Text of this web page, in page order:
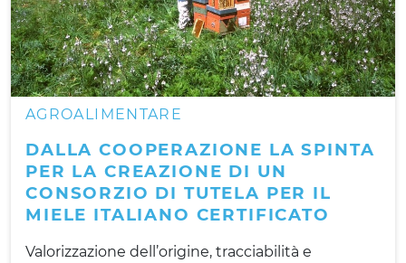
AGROALIMENTARE
DALLA COOPERAZIONE LA SPINTA
PER LA CREAZIONE DI UN
CONSORZIO DI TUTELA PER IL
MIELE ITALIANO CERTIFICATO
Valorizzazione dell’origine, tracciabilità e